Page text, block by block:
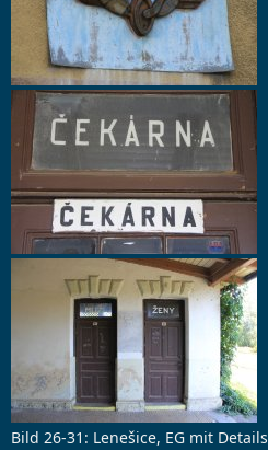
Bild 26-31: Lenešice, EG mit Details